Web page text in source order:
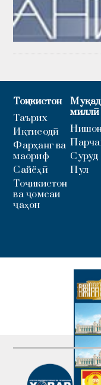
Тоҷикистон
Таърих
Иқтисодӣ
Фарҳанг ва
маориф
Сайёҳӣ
Тоҷикистон
ва ҷомеаи
ҷаҳон
миллӣ
Суруд
Пул